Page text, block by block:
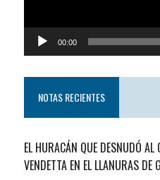
00:00
NOTAS RECIENTES
EL HURACÁN QUE DESNUDÓ
VENDETTA EN EL LLANURAS DE